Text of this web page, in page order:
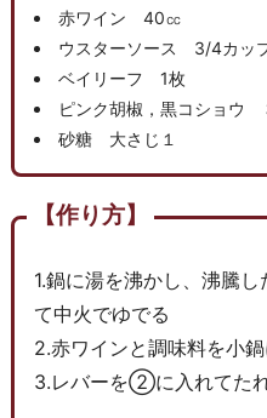
赤ワイン 40㏄
ウスターソース 3/4カッ
ベイリーフ 1枚
ピンク胡椒，黒コショウ
砂糖 大さじ１
【作り方】
1.鍋に湯を沸かし、沸騰
て中火でゆでる
2.赤ワインと調味料を小
3.レバーを②に入れてた